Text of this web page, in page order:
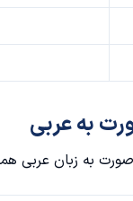
به عربی
به زبان عربی